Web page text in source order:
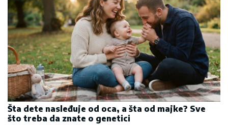
Šta dete nasleđuje od oca, a šta od majke? Sve
što treba da znate o genetici